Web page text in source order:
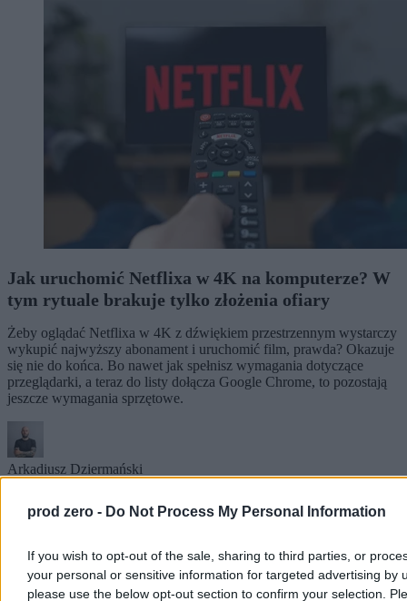
prod zero - Do Not Process My Personal Information
If you wish to opt-out of the sale, sharing to third parties, or
your personal or sensitive information for targeted advertising by
please use the below opt-out section to confirm your selection.
Jak uruchomić Netflixa w 4K na komputerze? W
tym rytuale brakuje tylko złożenia ofiary
Żeby oglądać Netflixa w 4K z dźwiękiem przestrzennym wystarczy
wykupić najwyższy abonament i uruchomić film, prawda? Okazuje
się nie do końca. Bo nawet jak spełnisz wymagania dotyczące
przeglądarki, a teraz do listy dołącza Google Chrome, to pozostają
jeszcze wymagania sprzętowe.
Arkadiusz Dziermański